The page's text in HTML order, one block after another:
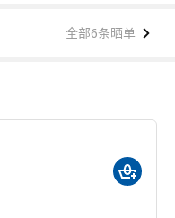
全部6条晒单